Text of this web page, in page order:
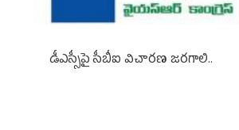
డీఎస్సీపై సీబీఐ విచారణ జరగాలి..